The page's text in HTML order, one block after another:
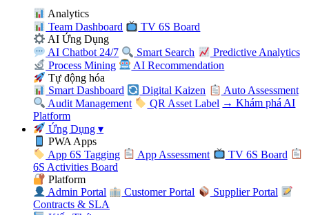
Analytics
Team Dashboard
TV 6S Board
AI Ứng Dụng
AI Chatbot 24/7
Smart Search
Predictive Analytics
Process Mining
AI Recommendation
Tự động hóa
Smart Dashboard
Digital Kaizen
Auto Assessment
Audit Management
QR Asset Label → Khám phá AI
Platform
Ứng Dụng▾
PWA Apps
App 6S Tagging
App Assessment
TV 6S Board
6S Activities Board
Platform
Admin Portal
Customer Portal
Supplier Portal
Contracts & SLA